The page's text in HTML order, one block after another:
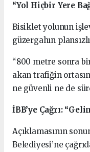
“Yol Hiçbir Yere
Bisiklet yolunun
güzergahın
“800 metre sonra
akan trafiğin
ne güvenli ne de
İBB’ye Çağrı:
Açıklamasının
Belediyesi’ne